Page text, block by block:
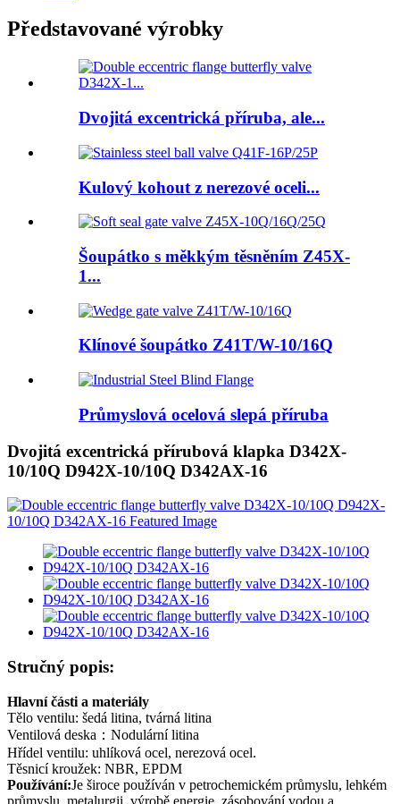
Představované výrobky
Dvojitá excentrická příruba, ale...
Kulový kohout z nerezové oceli...
Šoupátko s měkkým těsněním Z45X-
1...
Klínové šoupátko Z41T/W-10/16Q
Průmyslová ocelová slepá příruba
Dvojitá excentrická přírubová klapka D342X-
10/10Q D942X-10/10Q D342AX-16
Stručný popis:
Hlavní části a materiály
Tělo ventilu: šedá litina, tvárná litina
Ventilová deska：Nodulární litina
Hřídel ventilu: uhlíková ocel, nerezová ocel.
Těsnicí kroužek: NBR, EPDM
Používání:Je široce používán v petrochemickém průmyslu, lehkém
průmyslu, metalurgii, výrobě energie, zásobování vodou a